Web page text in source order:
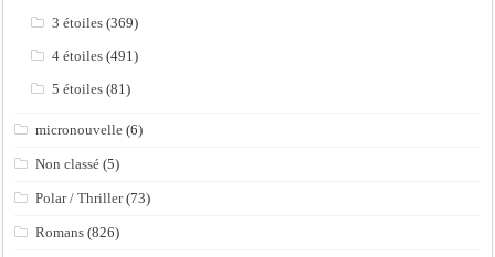
3 étoiles (369)
4 étoiles (491)
5 étoiles (81)
micronouvelle (6)
Non classé (5)
Polar / Thriller(73)
Romans (826)